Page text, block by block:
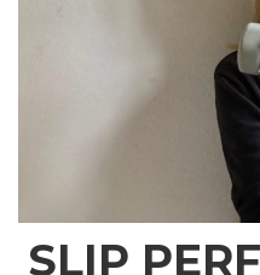
SLIP